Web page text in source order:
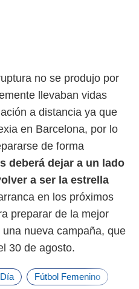
no se produjo por
llevaban vidas
a distancia ya que
en Barcelona, por lo
de forma
deberá dejar a un lado
a ser la estrella
en los próximos
preparar de la mejor
nueva campaña, que
30 de agosto.
Fútbol Femenino